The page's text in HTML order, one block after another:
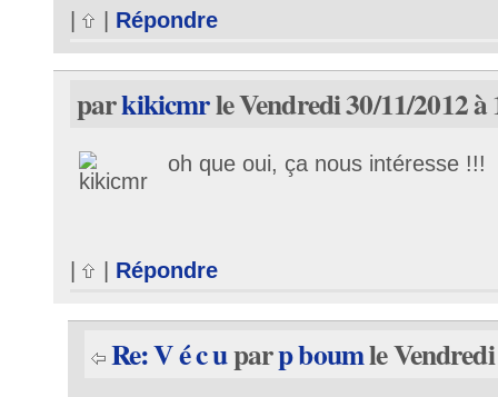
Répondre
parkikicmrle Vendredi 30/11/2012 à
oh que oui, ça nous intéresse !!!
Répondre
Re: V é c uparp boumle